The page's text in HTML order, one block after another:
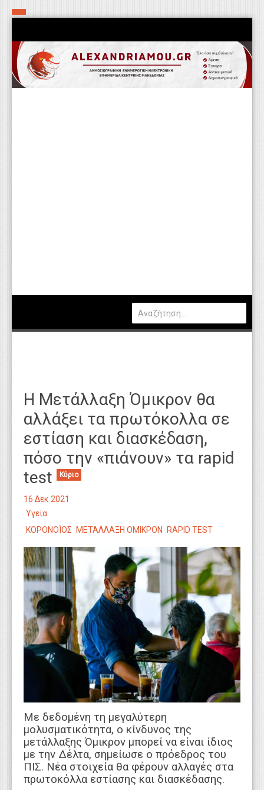
Η Μετάλλαξη Όμικρον θα
αλλάξει τα πρωτόκολλα σε
εστίαση και διασκέδαση,
πόσο την «πιάνουν» τα rapid
test
Κύριο
16 Δεκ 2021
Υγεία
ΚΟΡΟΝΟΪΟΣ
ΜΕΤΑΛΛΑΞΗ ΟΜΙΚΡΟΝ RAPID TEST
Με δεδομένη τη μεγαλύτερη
μολυσματικότητα, ο κίνδυνος της
μετάλλαξης Όμικρον μπορεί να είναι ίδιος
με την Δέλτα, σημείωσε ο πρόεδρος του
ΠΙΣ. Νέα στοιχεία θα φέρουν αλλαγές στα
πρωτοκόλλα εστίασης και διασκέδασης.
Αρχική
Τα εν δήμω εν οίκω
Πολιτιστικά-Εκκλησιαστικά
Καιρός
Τεχνολογία
Εκπαίδευση
Υγεία
Γενικά
Βιβλιοθήκη Απόψεων
Κυτίο Παραπόνων Πολιτών